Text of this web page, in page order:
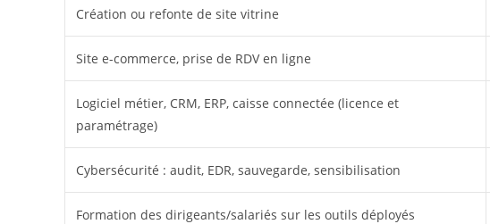
Création ou refonte de site vitrine
Site e-commerce, prise de RDV en ligne
Logiciel métier, CRM, ERP, caisse connectée (licence et
paramétrage)
Cybersécurité : audit, EDR, sauvegarde, sensibilisation
Formation des dirigeants/salariés sur les outils déployés